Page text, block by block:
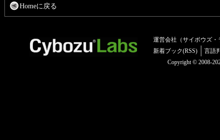
Homeに戻る
運営会社（サイボウズ・
新着ブック(RSS)
言語
Copyright © 2008-